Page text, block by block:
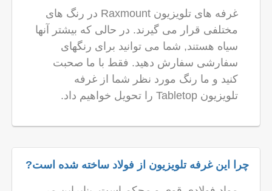
غرفه های تلویزیون Raxmount در رنگ های
مختلفی قرار می گیرند. در حالی که بیشتر آنها
سیاه هستند, شما می توانید برای رنگهای
سفارشی سفارش دهید. فقط با ما صحبت
کنید و ما رنگ مورد نظر شما از غرفه
تلویزیون Tabletop را تحویل خواهیم داد.
چرا این غرفه تلویزیون از فولاد ساخته شده است?